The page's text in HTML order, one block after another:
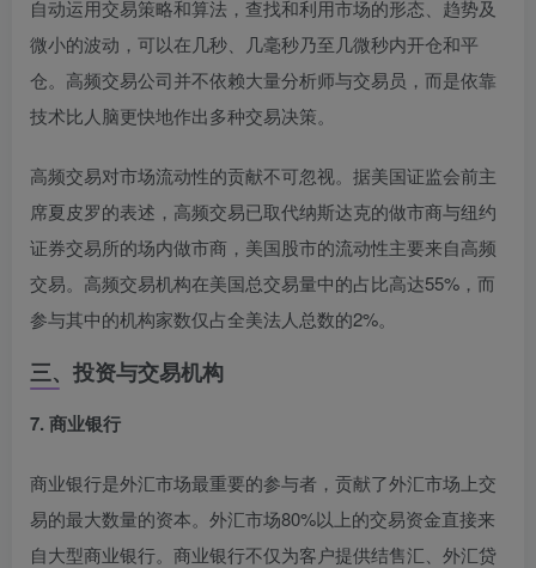
自动运用交易策略和算法，查找和利用市场的形态、趋势及
微小的波动，可以在几秒、几毫秒乃至几微秒内开仓和平
仓。高频交易公司并不依赖大量分析师与交易员，而是依靠
技术比人脑更快地作出多种交易决策。
高频交易对市场流动性的贡献不可忽视。据美国证监会前主
席夏皮罗的表述，高频交易已取代纳斯达克的做市商与纽约
证券交易所的场内做市商，美国股市的流动性主要来自高频
交易。高频交易机构在美国总交易量中的占比高达55%，而
参与其中的机构家数仅占全美法人总数的2%。
三、投资与交易机构
7. 商业银行
商业银行是外汇市场最重要的参与者，贡献了外汇市场上交
易的最大数量的资本。外汇市场80%以上的交易资金直接来
自大型商业银行。商业银行不仅为客户提供结售汇、外汇贷